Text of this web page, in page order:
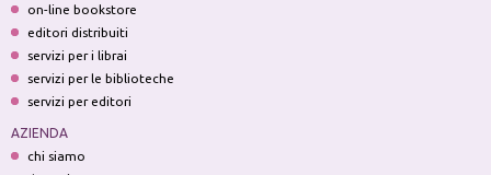
on-line bookstore
editori distribuiti
servizi per i librai
servizi per le biblioteche
servizi per editori
AZIENDA
chi siamo